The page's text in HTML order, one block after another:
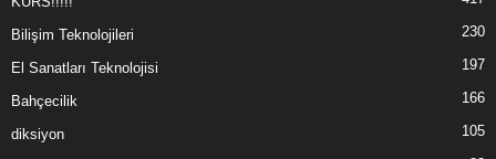
Bilişim Teknolojileri 230
El Sanatları Teknolojisi 197
Bahçecilik 166
diksiyon
105